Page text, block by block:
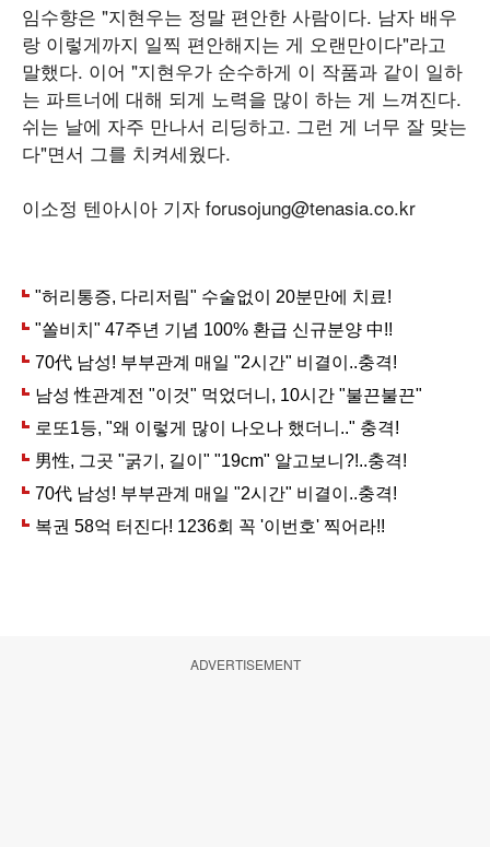
임수향은 "지현우는 정말 편안한 사람이다. 남자 배우
랑 이렇게까지 일찍 편안해지는 게 오랜만이다"라고
말했다. 이어 "지현우가 순수하게 이 작품과 같이 일하
는 파트너에 대해 되게 노력을 많이 하는 게 느껴진다.
쉬는 날에 자주 만나서 리딩하고. 그런 게 너무 잘 맞는
다"면서 그를 치켜세웠다.
이소정 텐아시아 기자 forusojung@tenasia.co.kr
ADVERTISEMENT